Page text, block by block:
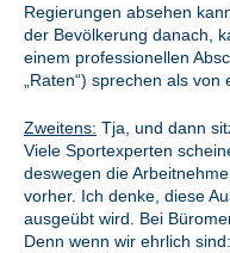
Regierungen absehen
der Bevölkerung danach,
einem professionellen
„Raten“) sprechen als
Zweitens: Tja, und dann
Viele Sportexperten
deswegen die
vorher. Ich denke, diese
ausgeübt wird. Bei
Denn wenn wir ehrlich